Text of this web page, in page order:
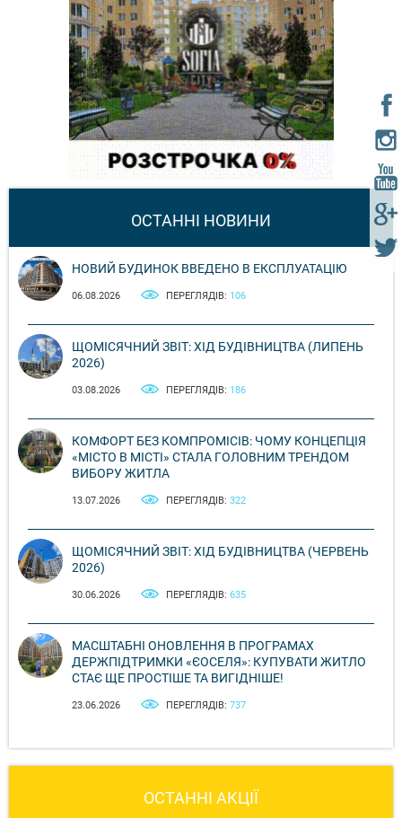
ОСТАННІ НОВИНИ
НОВИЙ БУДИНОК ВВЕДЕНО В ЕКСПЛУАТАЦІЮ
06.08.2026 ПЕРЕГЛЯДІВ: 106
ЩОМІСЯЧНИЙ ЗВІТ: ХІД БУДІВНИЦТВА (ЛИПЕНЬ
2026)
03.08.2026 ПЕРЕГЛЯДІВ: 186
КОМФОРТ БЕЗ КОМПРОМІСІВ: ЧОМУ КОНЦЕПЦІЯ
«МІСТО В МІСТІ» СТАЛА ГОЛОВНИМ ТРЕНДОМ
ВИБОРУ ЖИТЛА
13.07.2026 ПЕРЕГЛЯДІВ: 322
ЩОМІСЯЧНИЙ ЗВІТ: ХІД БУДІВНИЦТВА (ЧЕРВЕНЬ
2026)
30.06.2026 ПЕРЕГЛЯДІВ: 635
МАСШТАБНІ ОНОВЛЕННЯ В ПРОГРАМАХ
ДЕРЖПІДТРИМКИ «ЄОСЕЛЯ»: КУПУВАТИ ЖИТЛО
СТАЄ ЩЕ ПРОСТІШЕ ТА ВИГІДНІШЕ!
23.06.2026 ПЕРЕГЛЯДІВ: 737
ОСТАННІ АКЦІЇ